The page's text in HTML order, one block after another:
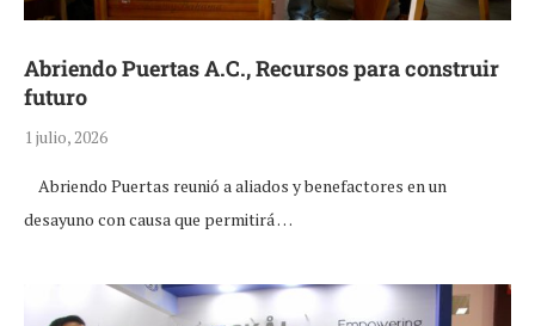
Abriendo Puertas A.C., Recursos para construir
futuro
1 julio, 2026
Abriendo Puertas reunió a aliados y benefactores en un
desayuno con causa que permitirá …